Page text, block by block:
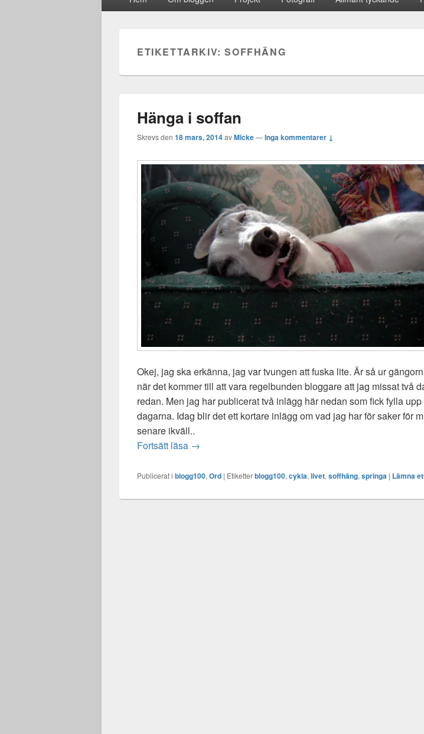
ETIKETTARKIV:SOFFHÄNG
Hänga i soffan
Skrevs den 18 mars, 2014avMicke—Inga kommentarer ↓
Okej, jag ska erkänna, jag var tvungen att fuska lite. Är så ur
när det kommer till att vara regelbunden bloggare att jag missat två
redan. Men jag har publicerat två inlägg här nedan som fick fylla
dagarna. Idag blir det ett kortare inlägg om vad jag har för saker för
senare ikväll..
Fortsätt läsa Hänga i soffan
→
Publicerat i blogg100, Ord | Etiketterblogg100, cykla, livet, soffhäng, springa | Lämna